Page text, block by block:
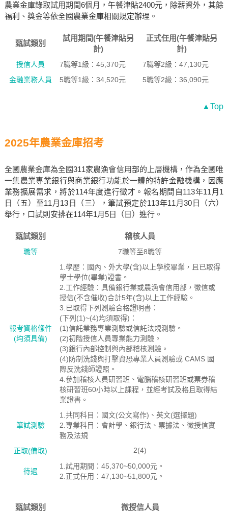
農業金庫錄取試用期間6個月，午餐津貼2400元，除薪資外，其餘
福利、獎金等依全國農業金庫相關規定辦理。
甄試類別
試用期間(午餐津貼另
計)
正式任用(午餐津貼另
計)
授信人員 7職等1級：45,370元
7職等2級：47,130元
金融業務人員
5職等1級：34,520元 5職等2級：36,090元
▲Top
2025年農業金庫招考
全國農業金庫為全國311家農漁會信用部的上層機構，作為全國唯
一集農業專業銀行與商業銀行功能於一體的特許金融機構，因應
業務擴展需求，將於114年度進行徵才。報名期間自113年11月1
日（五）至11月13日（三），筆試預定於113年11月30日（六）
舉行，口試則安排在114年1月5日（日）進行。
甄試類別 稽核人員
職等 7職等至8職等
報考資格絛件
(均須具備)
1.學歷：國內、外大學(含)以上學校畢業，且已取得
學士學位(畢業)證書。
2.工作經驗：具備銀行業或農漁會信用部，徵信或
授信(不含催收)合計5年(含)以上工作經驗。
3.已取得下列測驗合格證明書：
(下列(1)~(4)均須取得)：
(1)信託業務專業測驗或信託法規測驗。
(2)初階授信人員專業能力測驗。
(3)銀行內部控制與內部稽核測驗。
(4)防制洗錢與打擊資恐專業人員測驗或 CAMS 國
際反洗錢師證照。
4.參加稽核人員研習班、電腦稽核研習班或票券稽
核研習班60小時以上課程，並經考試及格且取得結
業證書。
筆試測驗
1.共同科目：國文(公文寫作)、英文(選擇題)
2.專業科目：會計學、銀行法、票據法、徵授信實
務及法規
正取(備取)
2(4)
待遇
1.試用期間：45,370~50,000元。
2.正式任用：47,130~51,800元。
甄試類別 微授信人員